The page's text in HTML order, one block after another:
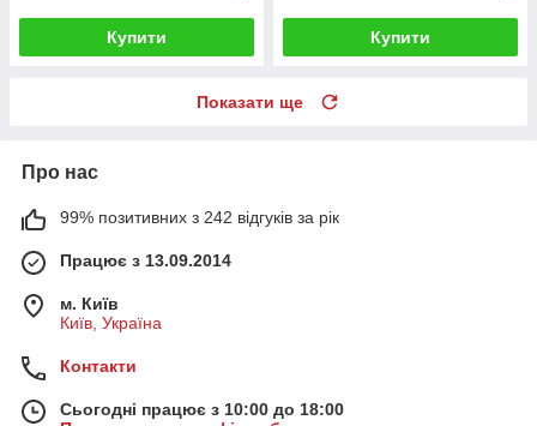
Купити Купити
Показати ще
Про нас
99% позитивних з 242 відгуків за рік
Працює з 13.09.2014
м. Київ
Київ, Україна
Контакти
Сьогодні працює з 10:00 до 18:00